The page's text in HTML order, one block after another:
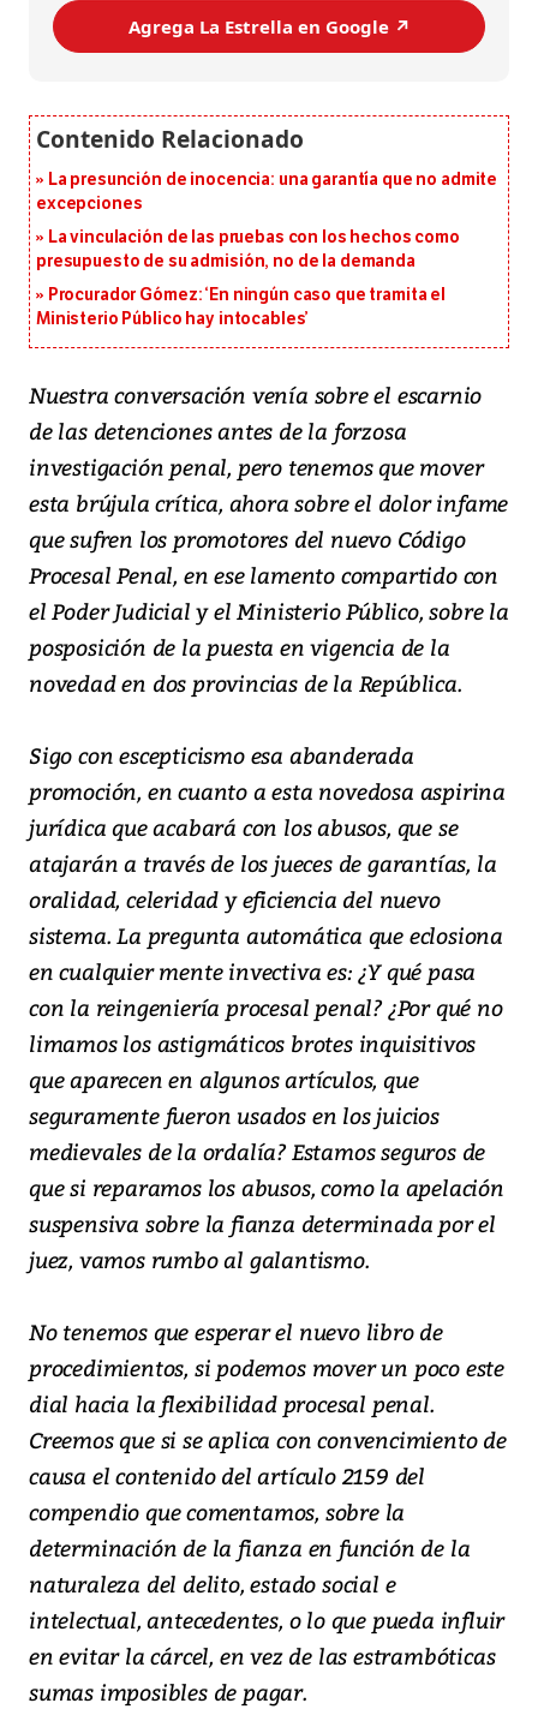
Agrega La Estrella en Google ↗️
La presunción de inocencia: una garantía que no admite
excepciones
La vinculación de las pruebas con los hechos como
presupuesto de su admisión, no de la demanda
Procurador Gómez: ‘En ningún caso que tramita el
Ministerio Público hay intocables’
Nuestra conversación venía sobre el escarnio
de las detenciones antes de la forzosa
investigación penal, pero tenemos que mover
esta brújula crítica, ahora sobre el dolor infame
que sufren los promotores del nuevo Código
Procesal Penal, en ese lamento compartido con
el Poder Judicial y el Ministerio Público, sobre la
posposición de la puesta en vigencia de la
novedad en dos provincias de la República.
Sigo con escepticismo esa abanderada
promoción, en cuanto a esta novedosa aspirina
jurídica que acabará con los abusos, que se
atajarán a través de los jueces de garantías, la
oralidad, celeridad y eficiencia del nuevo
sistema. La pregunta automática que eclosiona
en cualquier mente invectiva es: ¿Y qué pasa
con la reingeniería procesal penal? ¿Por qué no
limamos los astigmáticos brotes inquisitivos
que aparecen en algunos artículos, que
seguramente fueron usados en los juicios
medievales de la ordalía? Estamos seguros de
que si reparamos los abusos, como la apelación
suspensiva sobre la fianza determinada por el
juez, vamos rumbo al galantismo.
No tenemos que esperar el nuevo libro de
procedimientos, si podemos mover un poco este
dial hacia la flexibilidad procesal penal.
Creemos que si se aplica con convencimiento de
causa el contenido del artículo 2159 del
compendio que comentamos, sobre la
determinación de la fianza en función de la
naturaleza del delito, estado social e
intelectual, antecedentes, o lo que pueda influir
en evitar la cárcel, en vez de las estrambóticas
sumas imposibles de pagar.